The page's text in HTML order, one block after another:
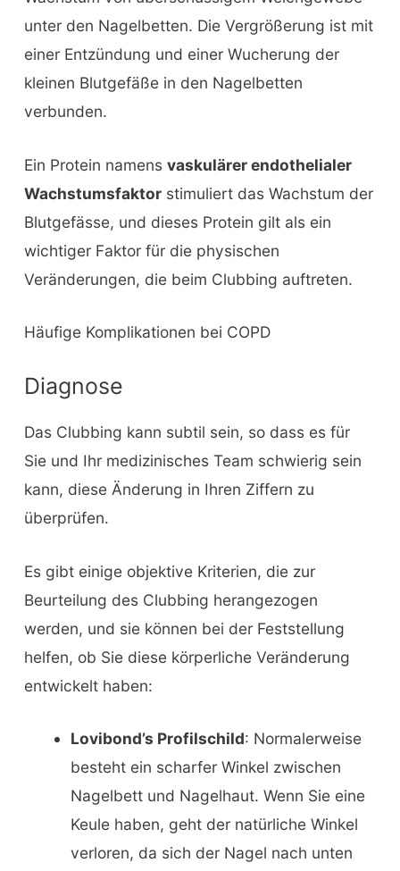
unter den Nagelbetten. Die Vergrößerung ist mit
einer Entzündung und einer Wucherung der
kleinen Blutgefäße in den Nagelbetten
verbunden.
Ein Protein namens vaskulärer endothelialer
Wachstumsfaktorstimuliert das Wachstum der
Blutgefässe, und dieses Protein gilt als ein
wichtiger Faktor für die physischen
Veränderungen, die beim Clubbing auftreten.
Häufige Komplikationen bei COPD
Diagnose
Das Clubbing kann subtil sein, so dass es für
Sie und Ihr medizinisches Team schwierig sein
kann, diese Änderung in Ihren Ziffern zu
überprüfen.
Es gibt einige objektive Kriterien, die zur
Beurteilung des Clubbing herangezogen
werden, und sie können bei der Feststellung
helfen, ob Sie diese körperliche Veränderung
entwickelt haben:
Lovibond’s Profilschild: Normalerweise
besteht ein scharfer Winkel zwischen
Nagelbett und Nagelhaut. Wenn Sie eine
Keule haben, geht der natürliche Winkel
verloren, da sich der Nagel nach unten